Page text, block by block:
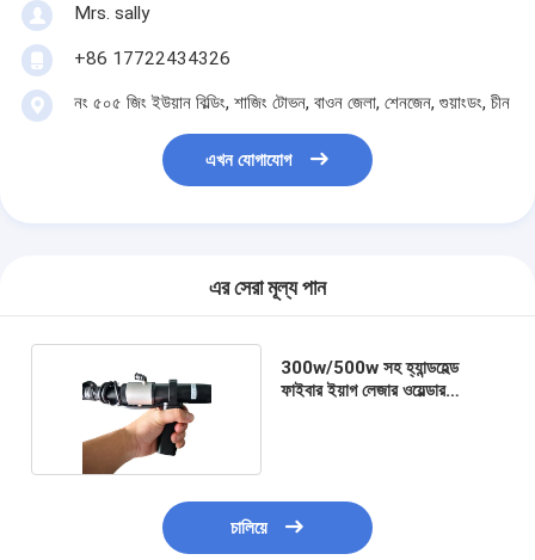
Mrs. sally
+86 17722434326
নং ৫০৫ জিং ইউয়ান বিল্ডিং, শাজিং টোভন, বাওন জেলা, শেনজেন, গুয়াংডং, চীন
এখন যোগাযোগ
এর সেরা মূল্য পান
300w/500w সহ হ্যান্ডহেল্ড
ফাইবার ইয়াগ লেজার ওয়েল্ডার
চালিয়ে